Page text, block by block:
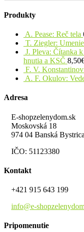
Produkty
A. Pease: Reč tela
T. Ziegler:
J. Pleva: Čítanka
hnutia a KSČ 8,50
F. V.
A. F. Okulov:
Adresa
E-shopzelenydom.sk
Moskovská 18
974 04 Banská Bystrica
IČO: 51123380
Kontakt
+421 915 643 199
info@e-
Pripomenutie